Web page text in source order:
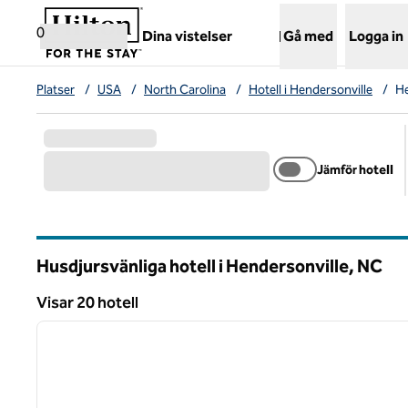
Gå vidare till innehållet
0
Dina vistelser
,öppnar ny flik
Gå med Logga in
Platser / USA / North Carolina / Hotell i Hendersonville /
Jämför hotell
Husdjursvänliga hotell i Hendersonville, NC
Visar 20 hotell
Visar 20 hotell
1 av 12